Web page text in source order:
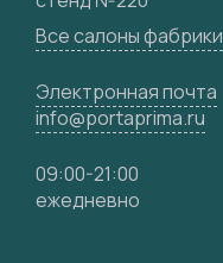
Все салоны фабрики
Электронная почта
info@portaprima.ru
09:00-21:00
ежедневно